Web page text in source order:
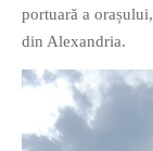
portuară a
din Alexandria.